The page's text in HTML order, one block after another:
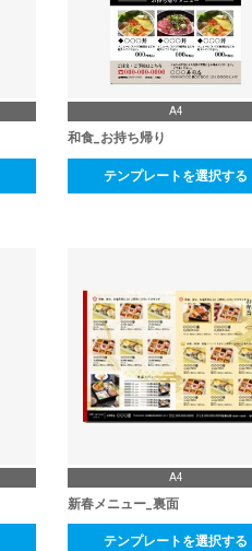
A4
和食_お持ち帰り
テンプレートを選択する
A4
新春メニュー_裏面
テンプレートを選択する